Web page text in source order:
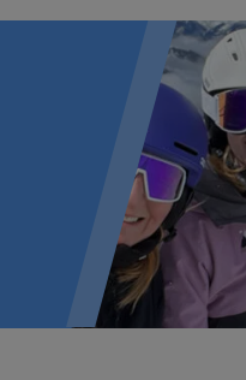
Ausbildung bei Frosch